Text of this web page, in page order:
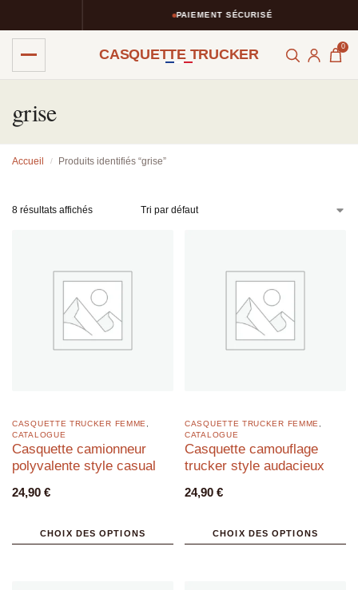
PAIEMENT SÉCURISÉ
CASQUETTE TRUCKER 0
grise
Accueil / Produits identifiés “grise”
8 résultats affichés
CASQUETTE TRUCKER FEMME
CATALOGUE
Casquette camionneur
polyvalente style casual
24,90 €
CHOIX DES OPTIONS
CASQUETTE TRUCKER FEMME
CATALOGUE
Casquette camouflage
trucker style audacieux
24,90 €
CHOIX DES OPTIONS